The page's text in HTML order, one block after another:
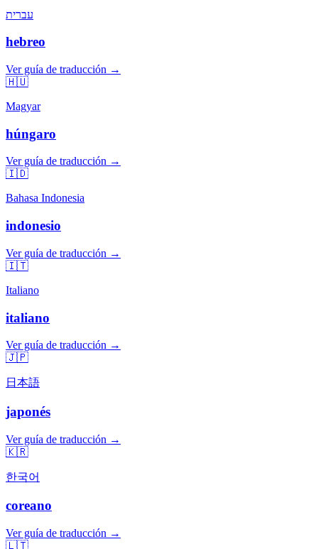
עברית
hebreo
Ver guía de traducción →
🇭🇺
Magyar
húngaro
Ver guía de traducción →
🇮🇩
Bahasa Indonesia
indonesio
Ver guía de traducción →
🇮🇹
Italiano
italiano
Ver guía de traducción →
🇯🇵
日本語
japonés
Ver guía de traducción →
🇰🇷
한국어
coreano
Ver guía de traducción →
🇱🇹